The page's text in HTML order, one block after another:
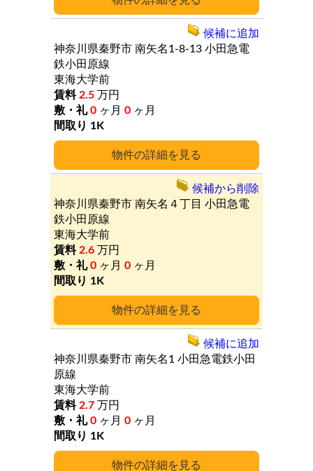
詳細
神奈川県秦野市 南矢名1-8-13 小田急電
鉄小田原線
東海大学前
2.5 万円
0 ヶ月 0 ヶ月
1K
候補に追加
詳細
神奈川県秦野市 南矢名４丁目 小田急電
鉄小田原線
東海大学前
2.6 万円
0 ヶ月 0 ヶ月
1K
候補から削除
詳細
神奈川県秦野市 南矢名1 小田急電鉄小田
原線
東海大学前
2.7 万円
0 ヶ月 0 ヶ月
1K
候補に追加